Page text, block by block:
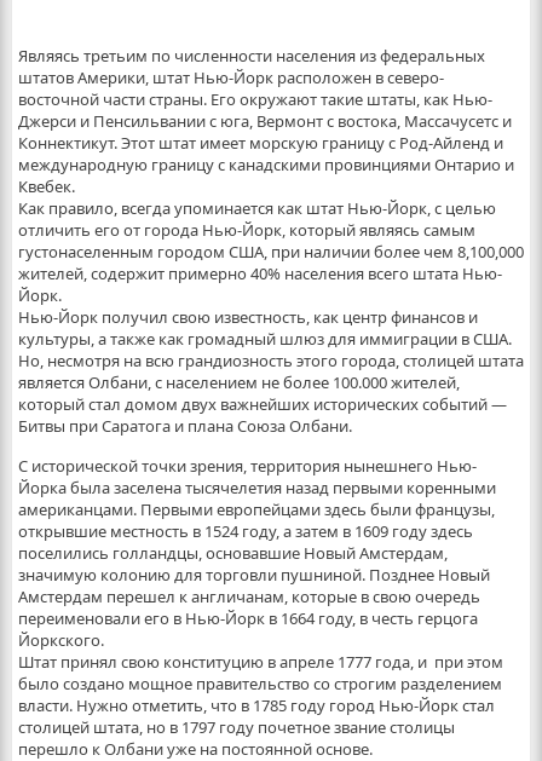
Являясь третьим по численности населения из федеральных
штатов Америки, штат Нью-Йорк расположен в северо-
восточной части страны. Его окружают такие штаты, как Нью-
Джерси и Пенсильвании с юга, Вермонт с востока, Массачусетс и
Коннектикут. Этот штат имеет морскую границу с Род-Айленд и
международную границу с канадскими провинциями Онтарио и
Квебек.
Как правило, всегда упоминается как штат Нью-Йорк, с целью
отличить его от города Нью-Йорк, который являясь самым
густонаселенным городом США, при наличии более чем 8,100,000
жителей, содержит примерно 40% населения всего штата Нью-
Йорк.
Нью-Йорк получил свою известность, как центр финансов и
культуры, а также как громадный шлюз для иммиграции в США.
Но, несмотря на всю грандиозность этого города, столицей штата
является Олбани, с населением не более 100.000 жителей,
который стал домом двух важнейших исторических событий —
Битвы при Саратога и плана Союза Олбани.
С исторической точки зрения, территория нынешнего Нью-
Йорка была заселена тысячелетия назад первыми коренными
американцами. Первыми европейцами здесь были французы,
открывшие местность в 1524 году, а затем в 1609 году здесь
поселились голландцы, основавшие Новый Амстердам,
значимую колонию для торговли пушниной. Позднее Новый
Амстердам перешел к англичанам, которые в свою очередь
переименовали его в Нью-Йорк в 1664 году, в честь герцога
Йоркского.
Штат принял свою конституцию в апреле 1777 года, и при этом
было создано мощное правительство со строгим разделением
власти. Нужно отметить, что в 1785 году город Нью-Йорк стал
столицей штата, но в 1797 году почетное звание столицы
перешло к Олбани уже на постоянной основе.